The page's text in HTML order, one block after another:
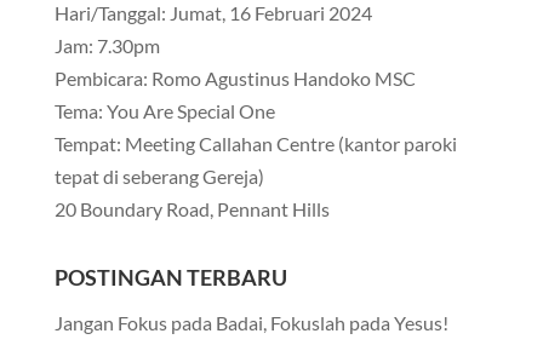
Hari/Tanggal: Jumat, 16 Februari 2024
Jam: 7.30pm
Pembicara: Romo Agustinus Handoko MSC
Tema: You Are Special One
Tempat: Meeting Callahan Centre (kantor paroki
tepat di seberang Gereja)
20 Boundary Road, Pennant Hills
POSTINGAN TERBARU
Jangan Fokus pada Badai, Fokuslah pada Yesus!